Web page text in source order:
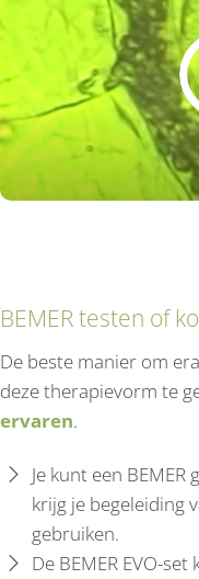
BEMER testen of
De beste manier om
deze therapievorm te
ervaren.
Je kunt een
krijg je begeleiding
gebruiken.
De BEMER EVO-